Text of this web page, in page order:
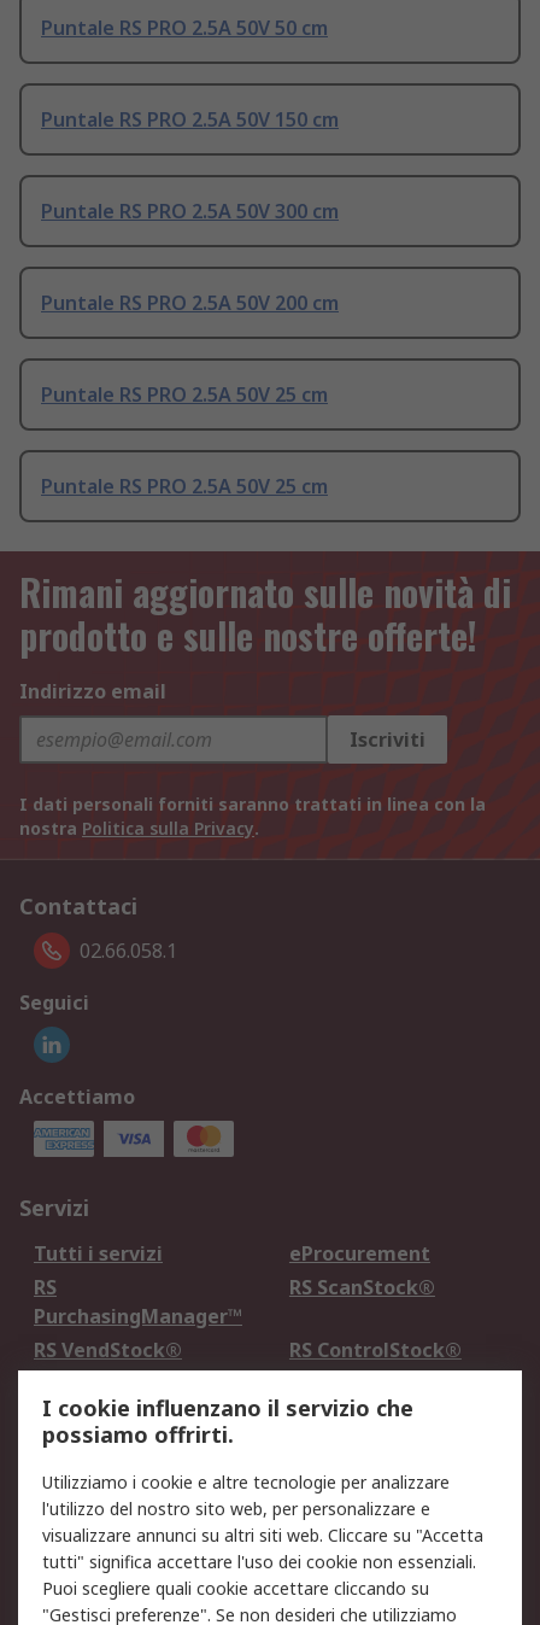
Puntale RS PRO 2.5A 50V 50 cm
Puntale RS PRO 2.5A 50V 150 cm
Puntale RS PRO 2.5A 50V 300 cm
Puntale RS PRO 2.5A 50V 200 cm
Puntale RS PRO 2.5A 50V 25 cm
Puntale RS PRO 2.5A 50V 25 cm
Rimani aggiornato sulle novità di
prodotto e sulle nostre offerte!
Indirizzo email
Iscriviti
I dati personali forniti saranno trattati in linea con la
nostra Politica sulla Privacy.
Contattaci
02.66.058.1
Seguici
Accettiamo
Servizi
Tutti i servizi
eProcurement
RS
PurchasingManager™
RS ScanStock®
RS VendStock®
RS ControlStock®
Legale
Informativa Cookie
Informativa Privacy -
Aggiornata
Email Security
Termini d'uso
Condizioni di vendita
Condizioni generali di
servizio
I cookie influenzano il servizio che
possiamo offrirti.
Utilizziamo i cookie e altre tecnologie per analizzare
l'utilizzo del nostro sito web, per personalizzare e
visualizzare annunci su altri siti web. Cliccare su "Accetta
tutti" significa accettare l'uso dei cookie non essenziali.
Puoi scegliere quali cookie accettare cliccando su
"Gestisci preferenze". Se non desideri che utilizziamo